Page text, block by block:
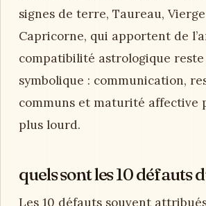
signes de terre, Taureau,
Capricorne, qui apportent de
compatibilité astrologique
symbolique : communication,
communs et maturité affective
plus lourd.
quels sont les 10 défauts
Les 10 défauts souvent